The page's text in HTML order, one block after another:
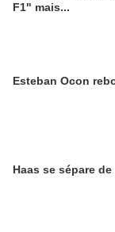
F1" mais...
Esteban Ocon
Haas se sépare